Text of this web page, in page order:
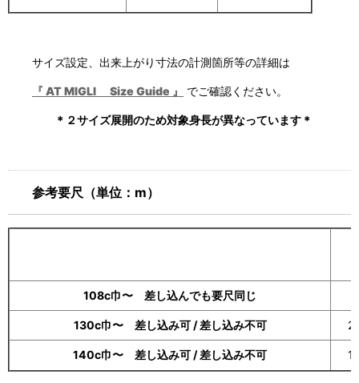
サイズ設定、出来上がり寸法の計測箇所等の詳細は
『 AT MIGLI Size Guide 』 でご確認ください。
＊２サイズ展開のため対象身長が異なっています＊
参考要尺（単位：m）
108c巾〜 差し込んでも要尺同じ
130c巾〜 差し込み可 / 差し込み不可
140c巾〜 差し込み可 / 差し込み不可